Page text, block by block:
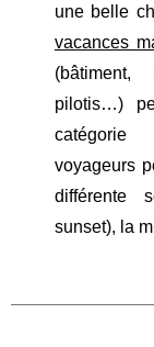
une belle
vacances
pilotis…)
catégorie
voyageurs
différente
sunset), la